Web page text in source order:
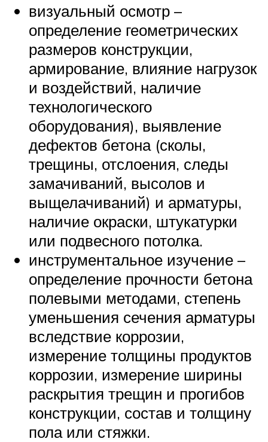
визуальный осмотр –
определение геометрических
размеров конструкции,
армирование, влияние нагрузок
и воздействий, наличие
технологического
оборудования), выявление
дефектов бетона (сколы,
трещины, отслоения, следы
замачиваний, высолов и
выщелачиваний) и арматуры,
наличие окраски, штукатурки
или подвесного потолка.
инструментальное изучение –
определение прочности бетона
полевыми методами, степень
уменьшения сечения арматуры
вследствие коррозии,
измерение толщины продуктов
коррозии, измерение ширины
раскрытия трещин и прогибов
конструкции, состав и толщину
пола или стяжки.